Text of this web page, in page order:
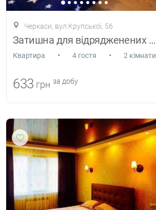
Черкаси, вул.Крупської, 56
Затишна для відрядженених (2 кімн.).
Квартира • 4 гостя • 2 кімнати
633 грн за добу